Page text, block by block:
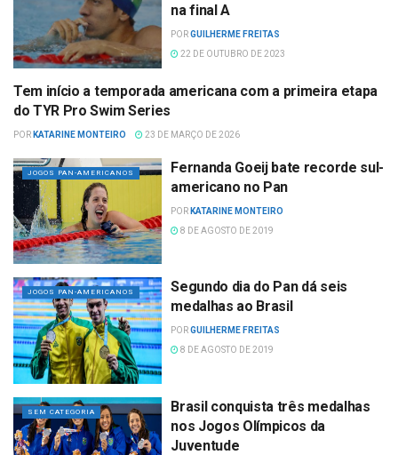
na final A
PORGUILHERME FREITAS
22 DE OUTUBRO DE 2023
NATAÇÃO
Tem início a temporada americana com a primeira etapa
do TYR Pro Swim Series
POR KATARINE MONTEIRO 23 DE MARÇO DE 2026
JOGOS PAN-AMERICANOS
Fernanda Goeij bate recorde sul-
americano no Pan
POR KATARINE MONTEIRO
8 DE AGOSTO DE 2019
JOGOS PAN-AMERICANOS
Segundo dia do Pan dá seis
medalhas ao Brasil
PORGUILHERME FREITAS
8 DE AGOSTO DE 2019
SEM CATEGORIA
Brasil conquista três medalhas
nos Jogos Olímpicos da
Juventude